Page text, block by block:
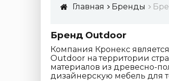
Главная Бренды
Бренд Outdoor
Компания Кронекс
Outdoor на территории
материалов из древесно-
дизайнерскую мебель для